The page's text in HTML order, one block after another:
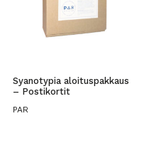
Syanotypia aloituspakkaus
– Postikortit
PAR